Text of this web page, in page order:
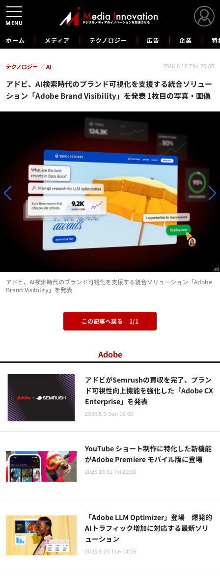
ホーム メディア テクノロジー 広告 企業 特
アドビ、AI検索時代のブランド可視化を支援する統合ソリュー
ション「Adobe Brand Visibility」を発表 1枚目の写真・画像
テクノロジー AI 2026.6.18 Thu 20:00
アドビ、AI検索時代のブランド可視化を支援する統合ソリューション「Adobe
Brand Visibility」を発表
この記事へ戻る 1/1
Adobe
アドビがSemrushの買収を完了、ブラン
ド可視性向上機能を強化した「Adobe CX
Enterprise」を発表
2026.5.3 Sun 10:00
YouTube ショート制作に特化した新機能
がAdobe Premiere モバイル版に登場
2025.10.31 Fri 22:00
「Adobe LLM Optimizer」登場 爆発的
AIトラフィック増加に対応する最新ソリ
ューション
2025.9.23 Tue 14:16
MENU